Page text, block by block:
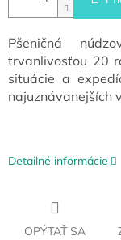
Pšeničná
trvanlivosťou 20
situácie a
najuznávanejších
Detailné informácie
OPÝTAŤ SA